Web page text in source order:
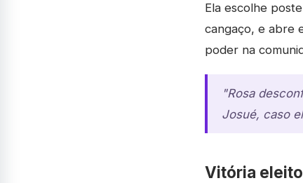
Ela escolhe
cangaço, e abre
poder na
"Rosa
Josué, caso
Vitória